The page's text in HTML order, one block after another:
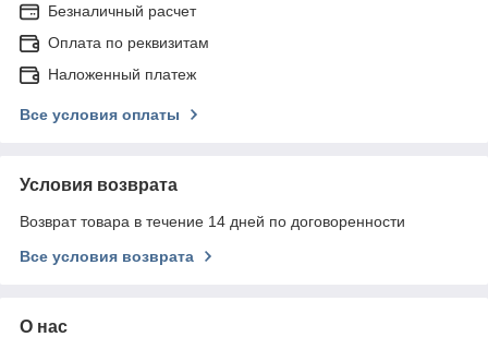
Безналичный расчет
Оплата по реквизитам
Наложенный платеж
Все условия оплаты
Условия возврата
Возврат товара в течение 14 дней по договоренности
Все условия возврата
О нас